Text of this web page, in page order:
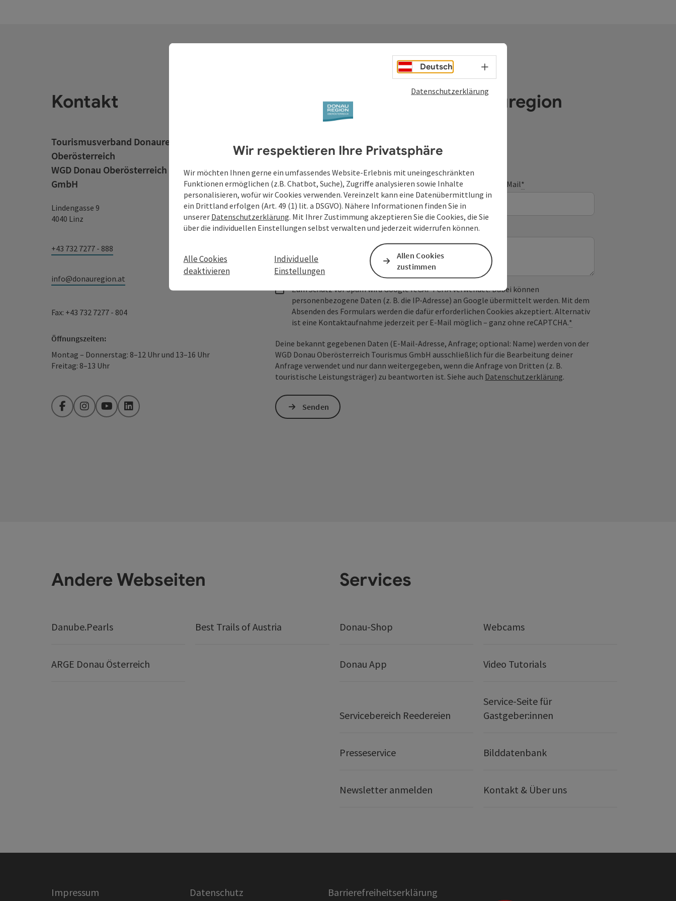
Kontakt
Tourismusverband Donauregion
Oberösterreich
WGD Donau Oberösterreich Tourismus
GmbH
Lindengasse 9
4040 Linz
+43 732 7277 - 888
info@donauregion.at
Fax: +43 732 7277 - 804
Öffnungszeiten:
Montag – Donnerstag: 8–12 Uhr und 13–16 Uhr
Freitag: 8–13 Uhr
FacebookInstagramYouTubeLinkedIn
Deine Anfrage an die Donauregion
Oberösterreich
Felder mit
Vorname Nachname E-Mail*
Unverbindliche Anfrage*
Zum Schutz vor Spam wird Google reCAPTCHA verwendet. Dabei können
personenbezogene Daten (z. B. die IP-Adresse) an Google übermittelt werden. Mit dem
Absenden des Formulars werden die dafür erforderlichen Cookies akzeptiert. Alternativ
ist eine Kontaktaufnahme jederzeit per E-Mail möglich – ganz ohne reCAPTCHA.*
Deine bekannt gegebenen Daten (E-Mail-Adresse, Anfrage; optional: Name) werden von der
WGD Donau Oberösterreich Tourismus GmbH ausschließlich für die Bearbeitung deiner
Anfrage verwendet und nur dann weitergegeben, wenn die Anfrage von Dritten (z. B.
touristische Leistungsträger) zu beantworten ist. Siehe auch Datenschutzerklärung.
Senden
Andere Webseiten
Danube.Pearls Best Trails of Austria
ARGE Donau Österreich
Services
Donau-Shop Webcams
Donau App Video Tutorials
Servicebereich Reedereien
Service-Seite für
Gastgeber:innen
Presseservice Bilddatenbank
Newsletter anmelden Kontakt & Über uns
Impressum Datenschutz Barrierefreiheitserklärung
Deutsch Sprachwahl - Menü öffnen
Datenschutzerklärung
Wir respektieren Ihre Privatsphäre
Wir möchten Ihnen gerne ein umfassendes Website-Erlebnis mit uneingeschränkten
Funktionen ermöglichen (z.B. Chatbot, Suche), Zugriffe analysieren sowie Inhalte
personalisieren, wofür wir Cookies verwenden. Vereinzelt kann eine Datenübermittlung in
ein Drittland erfolgen (Art. 49 (1) lit. a DSGVO). Nähere Informationen finden Sie in
unserer Datenschutzerklärung. Mit Ihrer Zustimmung akzeptieren Sie die Cookies, die Sie
über die individuellen Einstellungen selbst verwalten und jederzeit widerrufen können.
Alle Cookies
deaktivieren
Individuelle
Einstellungen
Allen Cookies
zustimmen